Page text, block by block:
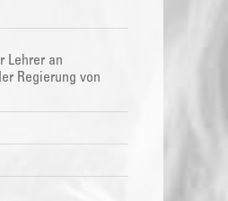
Lehrer an
Regierung von